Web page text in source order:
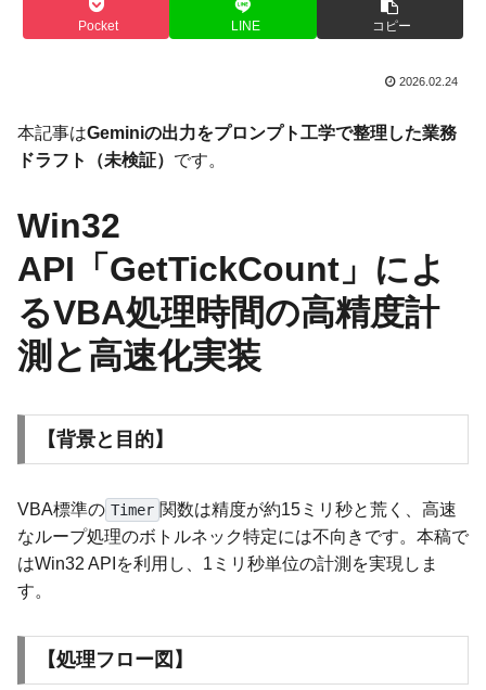
Pocket LINE コピー
2026.02.24
本記事はGeminiの出力をプロンプト工学で整理した業務
ドラフト（未検証） です。
Win32
API「GetTickCount」によ
るVBA処理時間の高精度計
測と高速化実装
【背景と目的】
VBA標準の Timer 関数は精度が約15ミリ秒と荒く、高速
なループ処理のボトルネック特定には不向きです。本稿で
はWin32 APIを利用し、1ミリ秒単位の計測を実現しま
す。
【処理フロー図】